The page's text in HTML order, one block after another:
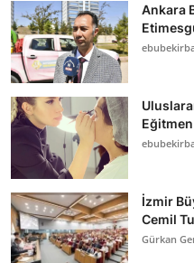
Ankara
İzmir
Cemil
Gürkan